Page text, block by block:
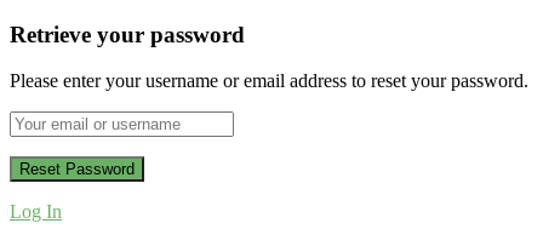
Retrieve your password
Please enter your username or email address to reset your password.
Log In